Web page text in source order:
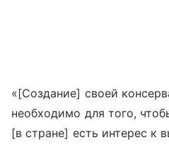
«[Создание] своей
необходимо для того,
[в стране] есть интерес к